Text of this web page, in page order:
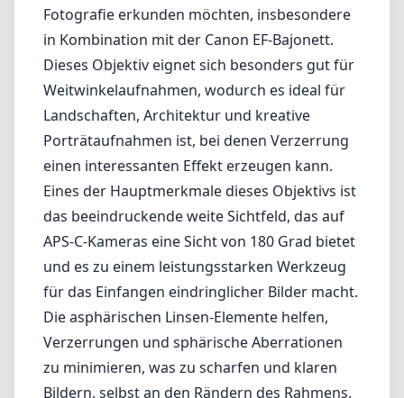
APS-C-Kameras eine Sicht von 180 Grad bietet
und es zu einem leistungsstarken Werkzeug
für das Einfangen eindringlicher Bilder macht.
Die asphärischen Linsen-Elemente helfen,
Verzerrungen und sphärische Aberrationen
zu minimieren, was zu scharfen und klaren
Bildern, selbst an den Rändern des Rahmens,
führt. Die UMC (Ultra Multi Coating)
Technologie erhöht die Lichtdurchlässigkeit
und reduziert Blendenflecken, was
insbesondere in kontrastreichen
Lichtsituationen von Vorteil ist.
Was die Verarbeitungsqualität anbelangt,
fühlt sich das Samyang / Rokinon 8mm F3.5
robust und gut konstruiert an, was für ein
Objektiv, das für den Außeneinsatz gedacht